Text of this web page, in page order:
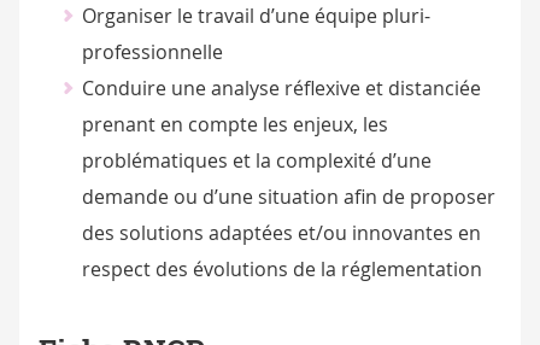
Organiser le travail d’une équipe pluri-
professionnelle
Conduire une analyse réflexive et distanciée
prenant en compte les enjeux, les
problématiques et la complexité d’une
demande ou d’une situation afin de proposer
des solutions adaptées et/ou innovantes en
respect des évolutions de la réglementation